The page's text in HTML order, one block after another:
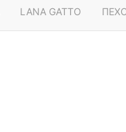
LANA GATTO